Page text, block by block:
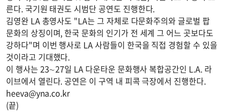
른다. 국기원 태권도 시범단 공연도 진행한다.
김영완 LA 총영사도 "LA는 그 자체로 다문화주의와 글로벌 팝
문화의 상징이며, 한국 문화의 인기가 전 세계 그 어느 곳보다도
강하다"며 이번 행사로 LA 사람들이 한국을 직접 경험할 수 있을
것이라고 기대했다.
이 행사는 23∼27일 LA 다운타운 문화행사 복합공간인 L.A. 라
이브에서 열린다. 공연은 이 구역 내 피콕 극장에서 진행한다.
heeva@yna.co.kr
(끝)